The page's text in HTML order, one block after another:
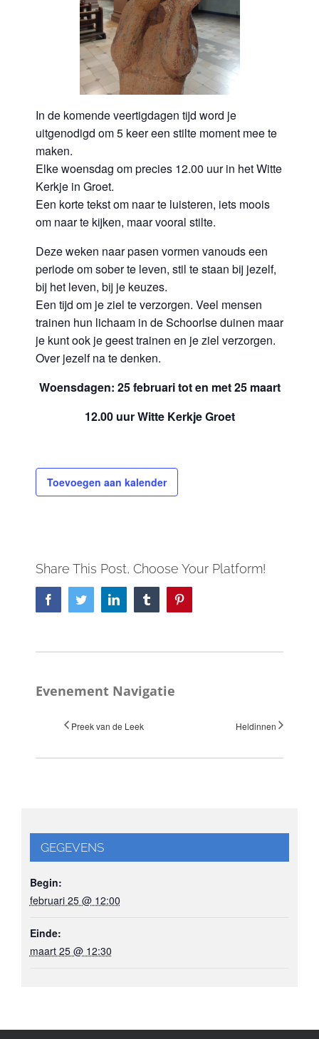
In de komende veertigdagen tijd word je
uitgenodigd om 5 keer een stilte moment mee te
maken.
Elke woensdag om precies 12.00 uur in het Witte
Kerkje in Groet.
Een korte tekst om naar te luisteren, iets moois
om naar te kijken, maar vooral stilte.
Deze weken naar pasen vormen vanouds een
periode om sober te leven, stil te staan bij jezelf,
bij het leven, bij je keuzes.
Een tijd om je ziel te verzorgen. Veel mensen
trainen hun lichaam in de Schoorlse duinen maar
je kunt ook je geest trainen en je ziel verzorgen.
Over jezelf na te denken.
Woensdagen: 25 februari tot en met 25 maart
12.00 uur Witte Kerkje Groet
Toevoegen aan kalender
Share This Post, Choose Your Platform!
FacebookTwitterLinkedIn Tumblr
Evenement Navigatie
Preek van de Leek Heldinnen
GEGEVENS
Begin:
februari 25 @ 12:00
Einde:
maart 25 @ 12:30